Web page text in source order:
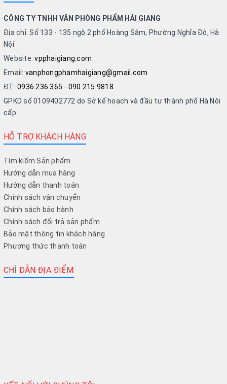
CÔNG TY TNHH VĂN PHÒNG PHẨM HẢI GIANG
Địa chỉ: Số 133 - 135 ngõ 2 phố Hoàng Sâm, Phường Nghĩa Đô, Hà
Nội
Website:vpphaigiang.com
Email: vanphongphamhaigiang@gmail.com
ĐT: 0936.236.365 - 090.215.9818
GPKD số 0109402772 do Sở kế hoạch và đầu tư thành phố Hà Nội
cấp.
HỖ TRỢ KHÁCH HÀNG
Tìm kiếm Sản phẩm
Hướng dẫn mua hàng
Hướng dẫn thanh toán
Chính sách vận chuyển
Chính sách bảo hành
Chính sách đổi trả sản phẩm
Bảo mật thông tin khách hàng
Phương thức thanh toán
CHỈ DẪN ĐỊA ĐIỂM